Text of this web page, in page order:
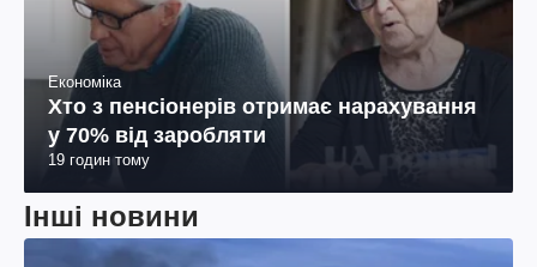
Економіка
Хто з пенсіонерів отримає нарахування
у 70% від заробляти
19 годин тому
Інші новини